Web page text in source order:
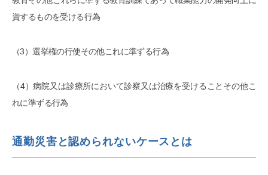
資するものを受ける行為
（3）選挙権の行使その他これに準ずる行為
（4）病院又は診療所において診察又は治療を受けることその他こ
れに準ずる行為
通勤災害と認められないケースとは